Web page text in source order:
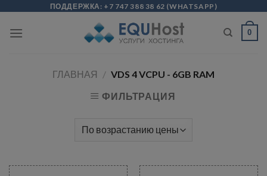
content
ПОДДЕРЖКА: +7 747 388 38 62 (WHATSAPP )
0
ГЛАВНАЯ / VDS 4 VCPU - 6GB RAM
ФИЛЬТРАЦИЯ
modal-check